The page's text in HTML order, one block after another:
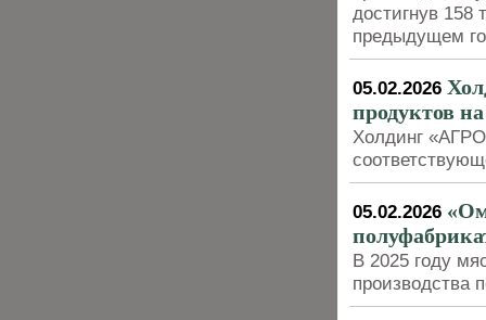
достигнув
предыдущем
05.02.2026
продуктов
Холдинг
05.02.2026
В 2025 году
производства